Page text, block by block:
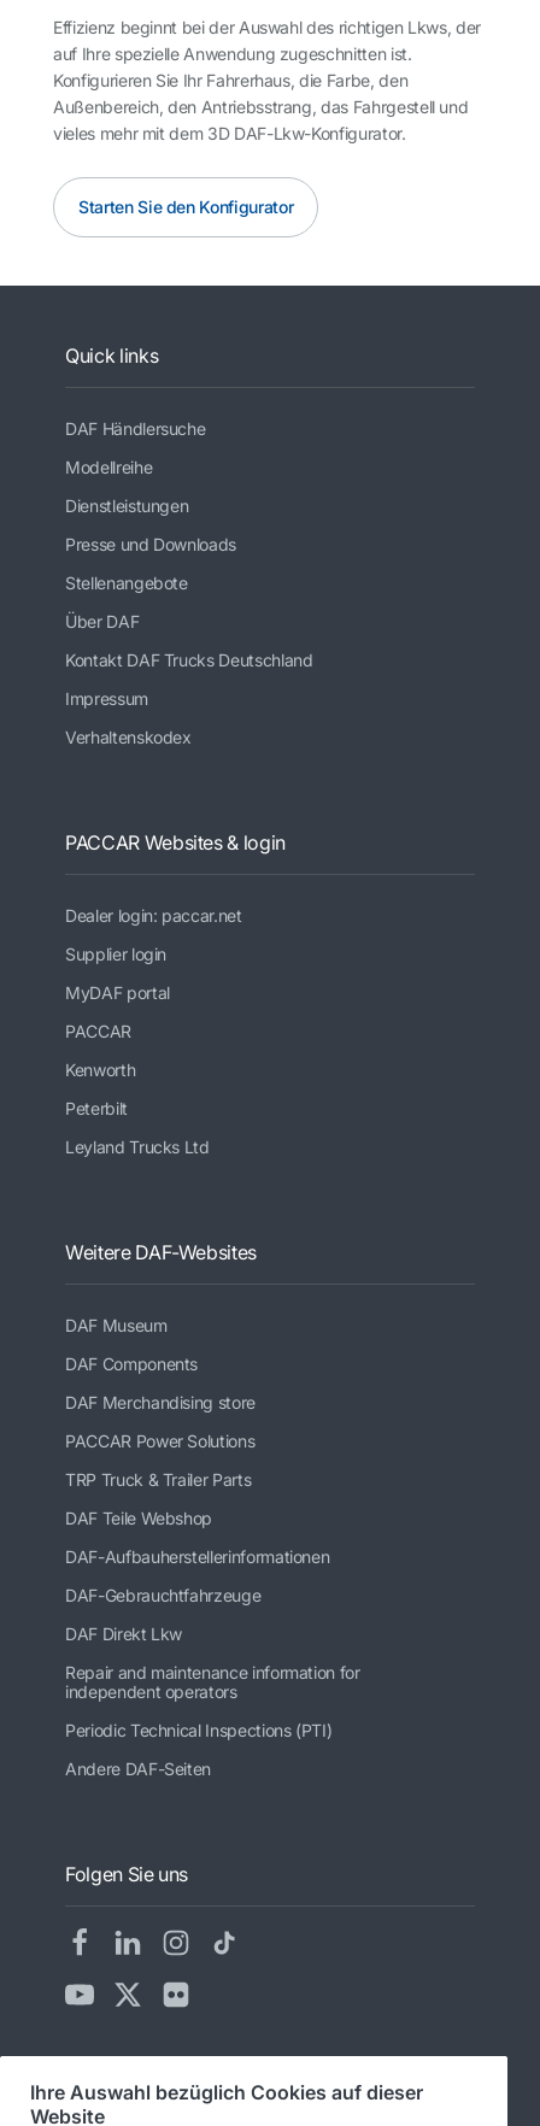
Effizienz beginnt bei der Auswahl des richtigen Lkws, der
auf Ihre spezielle Anwendung zugeschnitten ist.
Konfigurieren Sie Ihr Fahrerhaus, die Farbe, den
Außenbereich, den Antriebsstrang, das Fahrgestell und
vieles mehr mit dem 3D DAF-Lkw-Konfigurator.
Starten Sie den Konfigurator
Quick links
DAF Händlersuche
Modellreihe
Dienstleistungen
Presse und Downloads
Stellenangebote
Über DAF
Kontakt DAF Trucks Deutschland
Impressum
Verhaltenskodex
PACCAR Websites & login
Dealer login: paccar.net
Supplier login
MyDAF portal
PACCAR
Kenworth
Peterbilt
Leyland Trucks Ltd
Weitere DAF-Websites
DAF Museum
DAF Components
DAF Merchandising store
PACCAR Power Solutions
TRP Truck & Trailer Parts
DAF Teile Webshop
DAF-Aufbauherstellerinformationen
DAF-Gebrauchtfahrzeuge
DAF Direkt Lkw
Repair and maintenance information for
independent operators
Periodic Technical Inspections (PTI)
Andere DAF-Seiten
Folgen Sie uns
© 2026 DAF
Ihre Auswahl bezüglich Cookies auf dieser
Website